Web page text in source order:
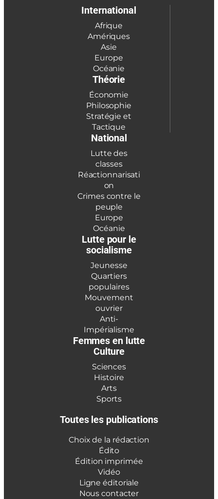
International
Afrique
Amériques
Asie
Europe
Océanie
Théorie
Économie
Philosophie
Stratégie et
Tactique
National
Lutte des
classes
Réactionnarisati
on
Crimes contre le
peuple
Europe
Océanie
Lutte pour le
socialisme
Jeunesse
Quartiers
populaires
Mouvement
ouvrier
Anti-
Impérialisme
Femmes en lutte
Culture
Sciences
Histoire
Arts
Sports
Toutes les publications
Choix de la rédaction
Édito
Édition imprimée
Vidéo
Ligne éditoriale
Nous contacter